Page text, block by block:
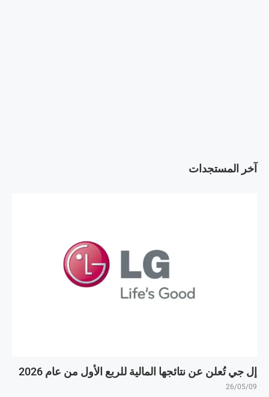
آخر المستجدات
إل جي تُعلن عن نتائجها المالية للربع الأول من عام 2026
26/05/09